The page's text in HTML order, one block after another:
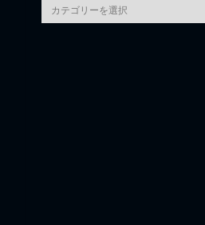
category